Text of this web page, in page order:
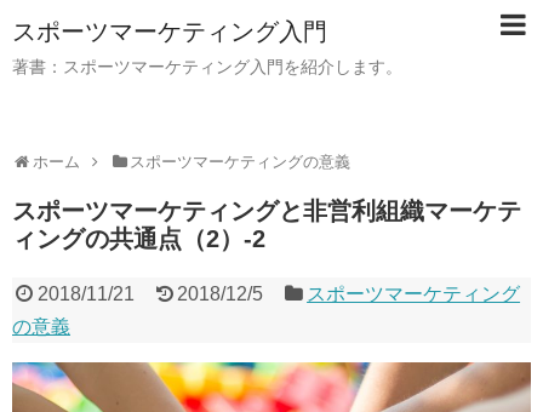
スポーツマーケティング入門
著書：スポーツマーケティング入門を紹介します。
ホーム スポーツマーケティングの意義
スポーツマーケティングと非営利組織マーケテ
ィングの共通点（2）-2
2018/11/21 2018/12/5
スポーツマーケティング
の意義